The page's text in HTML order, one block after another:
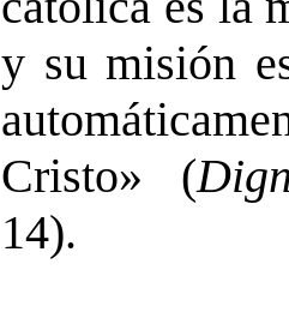
y su misión
Cristo» (
14).